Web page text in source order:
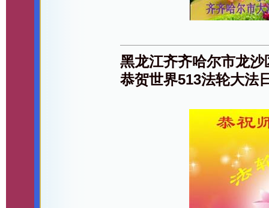
黑龙江齐齐哈尔市龙
恭贺世界513法轮大法